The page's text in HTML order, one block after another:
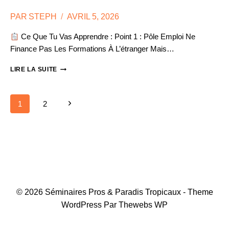
PAR STEPH AVRIL 5, 2026
Ce Que Tu Vas Apprendre : Point 1 : Pôle Emploi Ne
Finance Pas Les Formations À L’étranger Mais…
LIRE LA SUITEDEMANDEUR
FINANCER
Page
1 2
Next
© 2026 Séminaires Pros & Paradis Tropicaux - Theme
WordPress Par Thewebs WP